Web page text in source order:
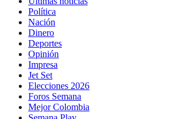
Política
Nación
Dinero
Deportes
Opinión
Impresa
Jet Set
Elecciones 2026
Foros Semana
Mejor Colombia